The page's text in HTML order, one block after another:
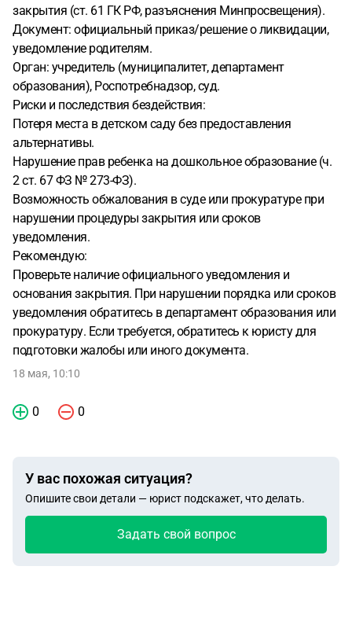
закрытия (ст. 61 ГК РФ, разъяснения Минпросвещения).
Документ: официальный приказ/решение о ликвидации,
уведомление родителям.
Орган: учредитель (муниципалитет, департамент
образования), Роспотребнадзор, суд.
Риски и последствия бездействия:
Потеря места в детском саду без предоставления
альтернативы.
Нарушение прав ребенка на дошкольное образование (ч.
2 ст. 67 ФЗ № 273-ФЗ).
Возможность обжалования в суде или прокуратуре при
нарушении процедуры закрытия или сроков
уведомления.
Рекомендую:
Проверьте наличие официального уведомления и
основания закрытия. При нарушении порядка или сроков
уведомления обратитесь в департамент образования или
прокуратуру. Если требуется, обратитесь к юристу для
подготовки жалобы или иного документа.
18 мая, 10:10
0 0
У вас похожая ситуация?
Опишите свои детали — юрист подскажет, что делать.
Задать свой вопрос